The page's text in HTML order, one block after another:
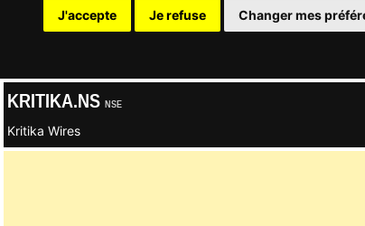
J'accepte Je refuse Changer mes
KRITIKA.NS NSE
Kritika Wires